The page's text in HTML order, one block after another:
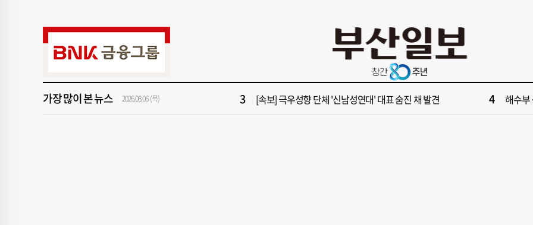
가장 많이 본 뉴스 2026.08.06 (목)
[속보] 폭염 부추기는 제13호 태풍 '돌핀' 이동경로 유동적…북쪽으로 꺾일까
[속보] 극우성향 단체 '신남성연대' 대표 숨진 채 발견
5 "아들 결혼했는데, 또"…퇴임 앞두고 가짜 청첩장 뿌린 초등 교장 송치 6 '구포시